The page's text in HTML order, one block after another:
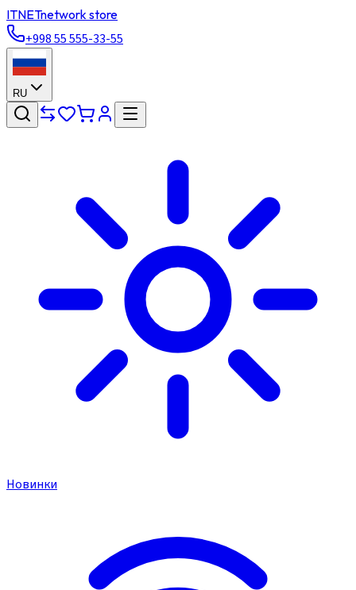
ITNETnetwork store
+998 55 555-33-55
RU
Новинки